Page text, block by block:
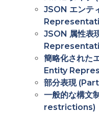
JSON エンテ
JSON 属性
簡略化された
Entity
部分表現
一般的な構文
restrictions)